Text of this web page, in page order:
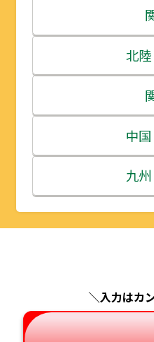
神
北
長
兵
中
九
＼入力はカ